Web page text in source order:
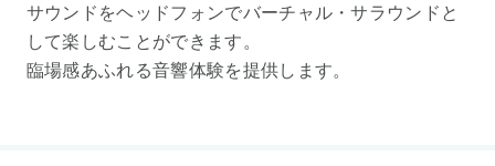
サウンドをヘッドフォンでバーチャル・サラウンドと
して楽しむことができます。
臨場感あふれる音響体験を提供します。